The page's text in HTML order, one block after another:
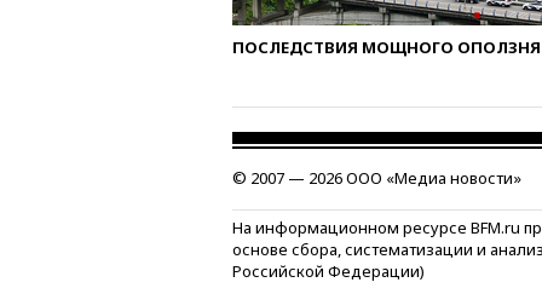
ПОСЛЕДСТВИЯ МОЩНОГО ОПОЛЗНЯ
© 2007 — 2026 ООО «Медиа новости»
На информационном ресурсе BFM.ru
основе сбора, систематизации и
Российской Федерации)